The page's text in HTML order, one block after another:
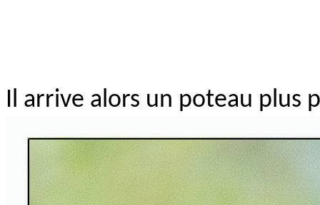
Il arrive alors un poteau plus